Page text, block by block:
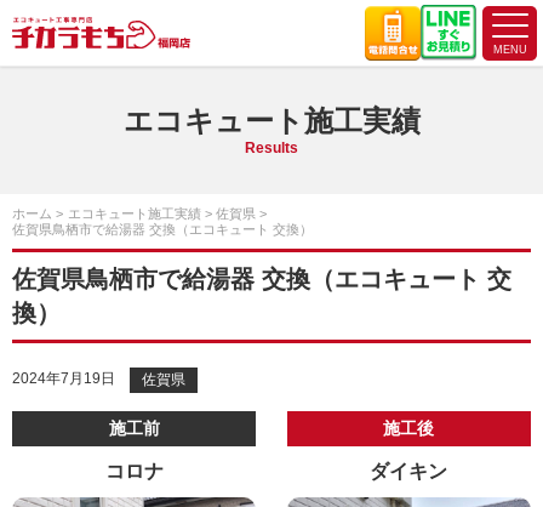
エコキュート施工実績
Results
ホーム エコキュート施工実績
佐賀県
佐賀県鳥栖市で給湯器 交換（エコキュート 交換）
佐賀県鳥栖市で給湯器 交換（エコキュート 交
換）
2024年7月19日 佐賀県
施工前
コロナ
施工後
ダイキン